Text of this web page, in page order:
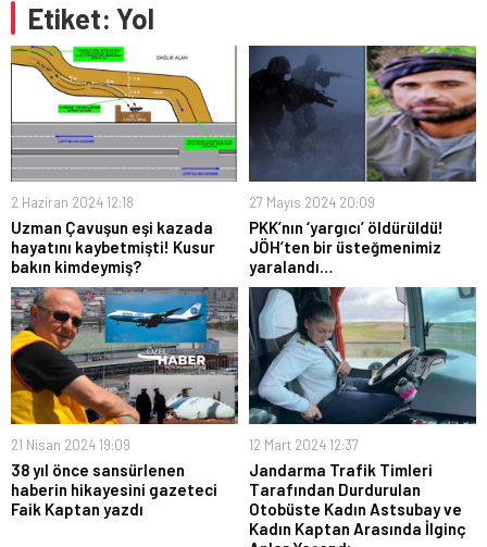
Etiket: Yol
2 Haziran 2024 12:18
Uzman Çavuşun eşi kazada
hayatını kaybetmişti! Kusur
bakın kimdeymiş?
27 Mayıs 2024 20:09
PKK’nın ‘yargıcı’ öldürüldü!
JÖH’ten bir üsteğmenimiz
yaralandı…
21 Nisan 2024 19:09
38 yıl önce sansürlenen
haberin hikayesini gazeteci
Faik Kaptan yazdı
12 Mart 2024 12:37
Jandarma Trafik Timleri
Tarafından Durdurulan
Otobüste Kadın Astsubay ve
Kadın Kaptan Arasında İlginç